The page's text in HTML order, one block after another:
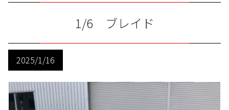
1/6 ブレイド
2025/1/16